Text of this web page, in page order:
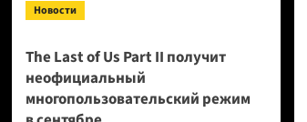
Новости
The Last of Us Part II получит
неофициальный
многопользовательский режим